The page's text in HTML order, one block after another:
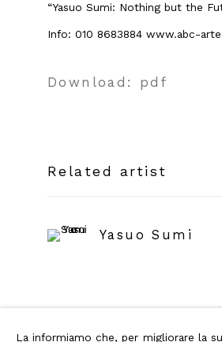
“Yasuo Sumi: Nothing but the
Info: 010 8683884 www.abc-
Download: pdf
Related artist
Yasuo Sumi
La informiamo che, per migliorare la